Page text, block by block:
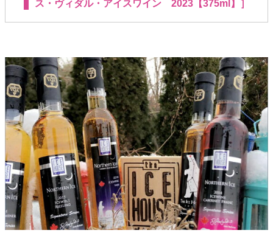
ス・ヴィダル・アイスワイン 2023【375ml】］